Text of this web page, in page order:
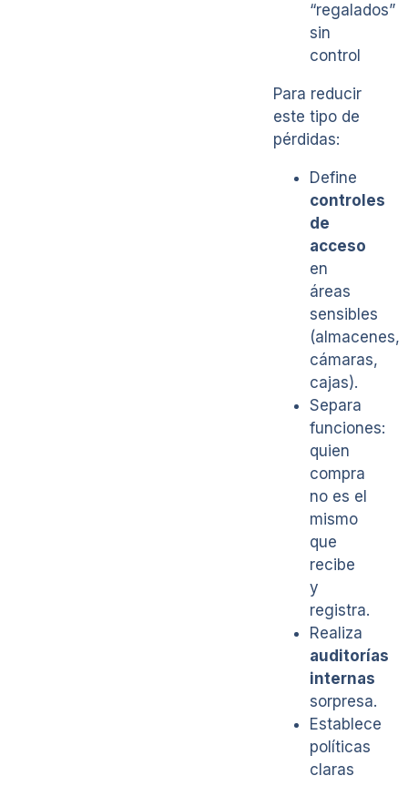
“regalados”
sin
control
Para reducir
este tipo de
pérdidas:
Define
controles
de
acceso
en
áreas
sensibles
(almacenes,
cámaras,
cajas).
Separa
funciones:
quien
compra
no es el
mismo
que
recibe
y
registra.
Realiza
auditorías
internas
sorpresa.
Establece
políticas
claras